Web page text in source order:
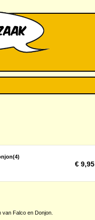
€ 9,95
Falco en Donjon.